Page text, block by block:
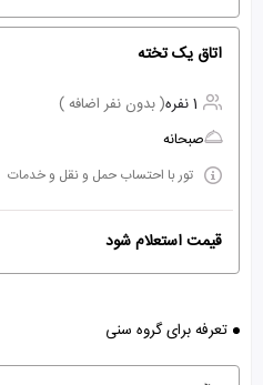
اتاق یک تخته
1 نفره
( بدون نفر اضافه )
صبحانه
تور با احتساب حمل و نقل و خدمات
قیمت استعلام شود
تعرفه برای گروه سنی